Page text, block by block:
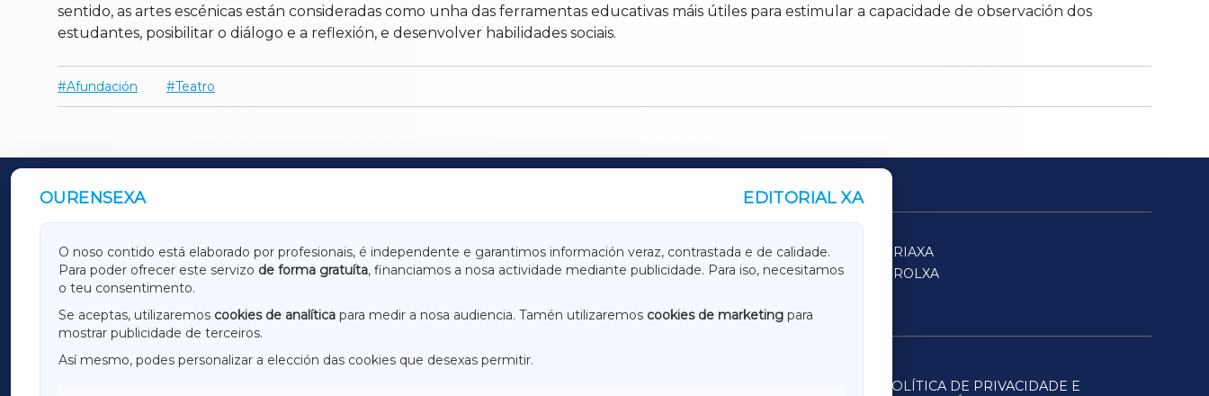
sentido, as artes escénicas están consideradas como unha das ferramentas educativas máis útiles para estimular a capacidade de observación dos
estudantes, posibilitar o diálogo e a reflexión, e desenvolver habilidades sociais.
Afundación Teatro
OURENSEXA EDITORIAL XA
O noso contido está elaborado por profesionais, é independente e garantimos información veraz, contrastada e de calidade.
Para poder ofrecer este servizo de forma gratuíta, financiamos a nosa actividade mediante publicidade. Para iso, necesitamos
o teu consentimento.
Se aceptas, utilizaremos cookies de analítica para medir a nosa audiencia. Tamén utilizaremos cookies de marketing para
mostrar publicidade de terceiros.
Así mesmo, podes personalizar a elección das cookies que desexas permitir.
OUTROS PERIÓDICOS
GALICIAXA LUGOXA TERRACHAXA
SARRIAXA
AMARIÑAXA
RIBEIRASACRAXA ACORUÑAXA
FERROLXA
OURENSEXA
POLÍTICA DE PRIVACIDADE E